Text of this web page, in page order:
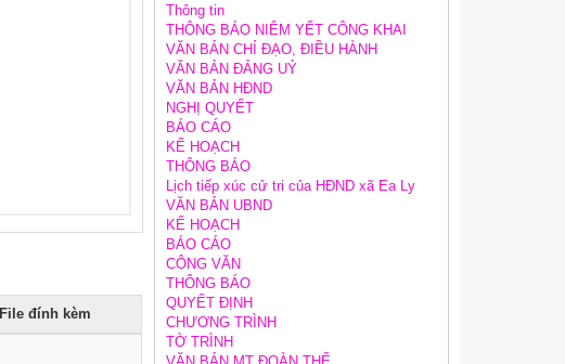
File đính kèm
Thông tin
THÔNG BÁO NIÊM YẾT CÔNG KHAI
VĂN BẢN CHỈ ĐẠO, ĐIỀU HÀNH
VĂN BẢN ĐẢNG UỶ
VĂN BẢN HĐND
NGHỊ QUYẾT
BÁO CÁO
KẾ HOẠCH
THÔNG BÁO
Lịch tiếp xúc cử tri của HĐND xã Ea Ly
VĂN BẢN UBND
KẾ HOẠCH
BÁO CÁO
CÔNG VĂN
THÔNG BÁO
QUYẾT ĐỊNH
CHƯƠNG TRÌNH
TỜ TRÌNH